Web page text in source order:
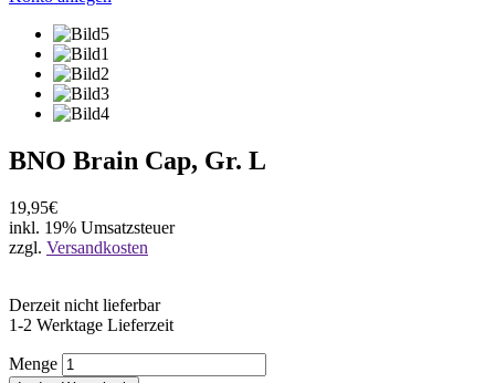
BNO Brain Cap, Gr. L
19,95€
inkl. 19% Umsatzsteuer
zzgl. Versandkosten
Derzeit nicht lieferbar
1-2 Werktage Lieferzeit
Menge